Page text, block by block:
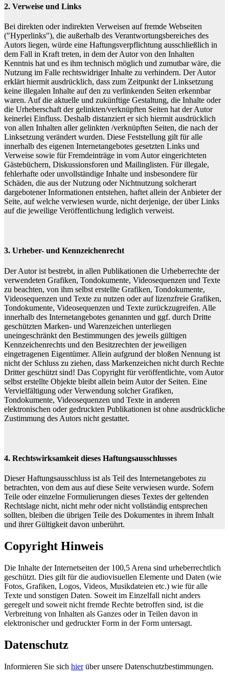
2. Verweise und Links
Bei direkten oder indirekten Verweisen auf fremde Webseiten
("Hyperlinks"), die außerhalb des Verantwortungsbereiches des
Autors liegen, würde eine Haftungsverpflichtung ausschließlich in
dem Fall in Kraft treten, in dem der Autor von den Inhalten
Kenntnis hat und es ihm technisch möglich und zumutbar wäre, die
Nutzung im Falle rechtswidriger Inhalte zu verhindern. Der Autor
erklärt hiermit ausdrücklich, dass zum Zeitpunkt der Linksetzung
keine illegalen Inhalte auf den zu verlinkenden Seiten erkennbar
waren. Auf die aktuelle und zukünftige Gestaltung, die Inhalte oder
die Urheberschaft der gelinkten/verknüpften Seiten hat der Autor
keinerlei Einfluss. Deshalb distanziert er sich hiermit ausdrücklich
von allen Inhalten aller gelinkten /verknüpften Seiten, die nach der
Linksetzung verändert wurden. Diese Feststellung gilt für alle
innerhalb des eigenen Internetangebotes gesetzten Links und
Verweise sowie für Fremdeinträge in vom Autor eingerichteten
Gästebüchern, Diskussionsforen und Mailinglisten. Für illegale,
fehlerhafte oder unvollständige Inhalte und insbesondere für
Schäden, die aus der Nutzung oder Nichtnutzung solcherart
dargebotener Informationen entstehen, haftet allein der Anbieter der
Seite, auf welche verwiesen wurde, nicht derjenige, der über Links
auf die jeweilige Veröffentlichung lediglich verweist.
3. Urheber- und Kennzeichenrecht
Der Autor ist bestrebt, in allen Publikationen die Urheberrechte der
verwendeten Grafiken, Tondokumente, Videosequenzen und Texte
zu beachten, von ihm selbst erstellte Grafiken, Tondokumente,
Videosequenzen und Texte zu nutzen oder auf lizenzfreie Grafiken,
Tondokumente, Videosequenzen und Texte zurückzugreifen. Alle
innerhalb des Internetangebotes genannten und ggf. durch Dritte
geschützten Marken- und Warenzeichen unterliegen
uneingeschränkt den Bestimmungen des jeweils gültigen
Kennzeichenrechts und den Besitzrechten der jeweiligen
eingetragenen Eigentümer. Allein aufgrund der bloßen Nennung ist
nicht der Schluss zu ziehen, dass Markenzeichen nicht durch Rechte
Dritter geschützt sind! Das Copyright für veröffentlichte, vom Autor
selbst erstellte Objekte bleibt allein beim Autor der Seiten. Eine
Vervielfältigung oder Verwendung solcher Grafiken,
Tondokumente, Videosequenzen und Texte in anderen
elektronischen oder gedruckten Publikationen ist ohne ausdrückliche
Zustimmung des Autors nicht gestattet.
4. Rechtswirksamkeit dieses Haftungsausschlusses
Dieser Haftungsausschluss ist als Teil des Internetangebotes zu
betrachten, von dem aus auf diese Seite verwiesen wurde. Sofern
Teile oder einzelne Formulierungen dieses Textes der geltenden
Rechtslage nicht, nicht mehr oder nicht vollständig entsprechen
sollten, bleiben die übrigen Teile des Dokumentes in ihrem Inhalt
und ihrer Gültigkeit davon unberührt.
Copyright Hinweis
Die Inhalte der Internetseiten der 100,5 Arena sind urheberrechtlich
geschützt. Dies gilt für die audiovisuellen Elemente und Daten (wie
Fotos, Grafiken, Logos, Videos, Musikdateien etc.) wie für alle
Texte und sonstigen Daten. Soweit im Einzelfall nicht anders
geregelt und soweit nicht fremde Rechte betroffen sind, ist die
Verbreitung von Inhalten als Ganzes oder in Teilen davon in
elektronischer und gedruckter Form in der Form untersagt.
Datenschutz
Informieren Sie sich hierüber unsere Datenschutzbestimmungen.